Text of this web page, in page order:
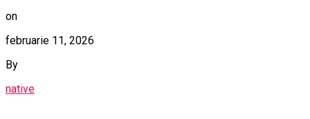
on
februarie 11, 2026
By
native